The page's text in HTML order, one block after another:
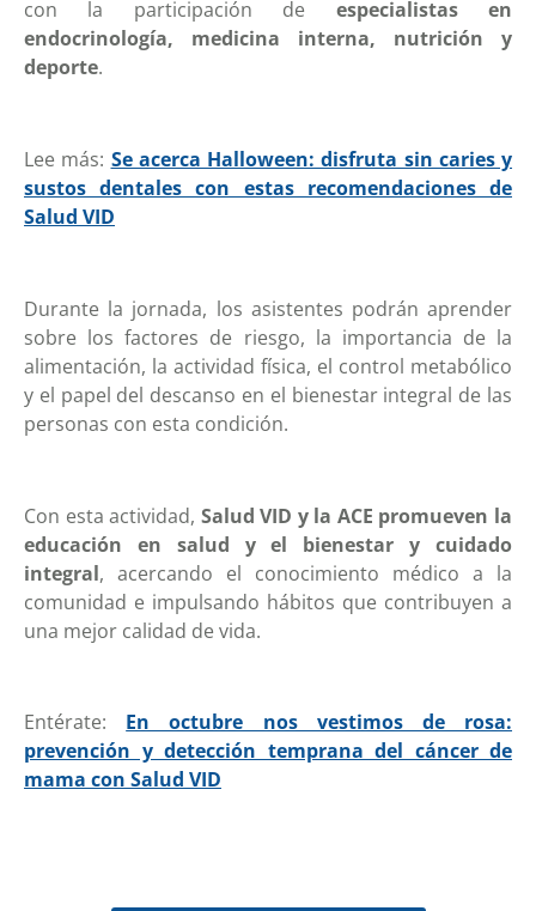
con la participación de especialistas en
endocrinología, medicina interna, nutrición y
deporte.
Lee más: Se acerca Halloween: disfruta sin caries y
sustos dentales con estas recomendaciones de
Salud VID
Durante la jornada, los asistentes podrán aprender
sobre los factores de riesgo, la importancia de la
alimentación, la actividad física, el control metabólico
y el papel del descanso en el bienestar integral de las
personas con esta condición.
Con esta actividad, Salud VID y la ACE promueven la
educación en salud y el bienestar y cuidado
integral, acercando el conocimiento médico a la
comunidad e impulsando hábitos que contribuyen a
una mejor calidad de vida.
Entérate: En octubre nos vestimos de rosa:
prevención y detección temprana del cáncer de
mama con Salud VID